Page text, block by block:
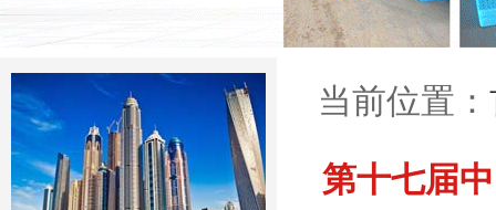
当前位置：
第十七届